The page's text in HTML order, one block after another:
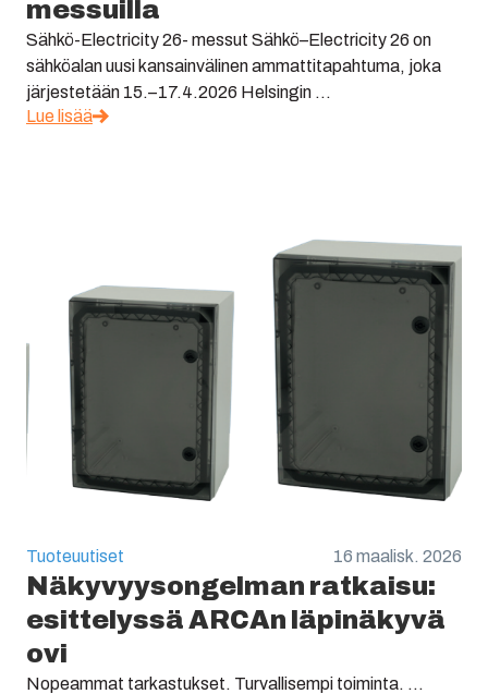
messuilla
Sähkö-Electricity 26- messut Sähkö–Electricity 26 on
sähköalan uusi kansainvälinen ammattitapahtuma, joka
järjestetään 15.–17.4.2026 Helsingin ...
Lue lisää
Tuoteuutiset 16 maalisk. 2026
Näkyvyysongelman ratkaisu:
esittelyssä ARCAn läpinäkyvä
ovi
Nopeammat tarkastukset. Turvallisempi toiminta. ...